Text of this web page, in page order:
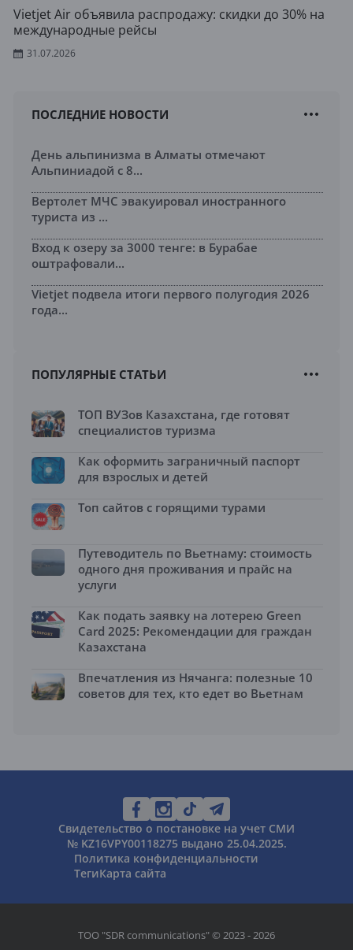
Vietjet Air объявила распродажу: скидки до 30% на
международные рейсы
31.07.2026
ПОСЛЕДНИЕ НОВОСТИ
День альпинизма в Алматы отмечают
Альпиниадой с 8...
Вертолет МЧС эвакуировал иностранного
туриста из ...
Вход к озеру за 3000 тенге: в Бурабае
оштрафовали...
Vietjet подвела итоги первого полугодия 2026
года...
ПОПУЛЯРНЫЕ СТАТЬИ
ТОП ВУЗов Казахстана, где готовят
специалистов туризма
Как оформить заграничный паспорт
для взрослых и детей
Топ сайтов с горящими турами
Путеводитель по Вьетнаму: стоимость
одного дня проживания и прайс на
услуги
Как подать заявку на лотерею Green
Card 2025: Рекомендации для граждан
Казахстана
Впечатления из Нячанга: полезные 10
советов для тех, кто едет во Вьетнам
Свидетельство о постановке на учет СМИ
№ KZ16VPY00118275 выдано 25.04.2025.
Политика конфиденциальности
ТегиКарта сайта
ТОО "SDR communications" © 2023 - 2026